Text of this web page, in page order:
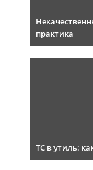
практика
ТС в утиль: